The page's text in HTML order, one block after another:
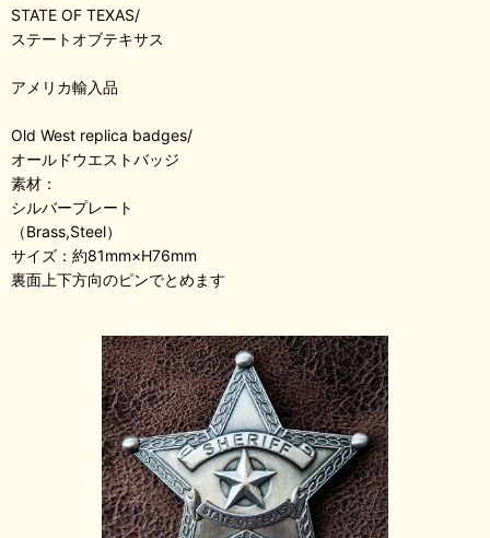
STATE OF TEXAS/
ステートオブテキサス
アメリカ輸入品
Old West replica badges/
オールドウエストバッジ
素材：
シルバープレート
（Brass,Steel）
サイズ：約81mm×H76mm
裏面上下方向のピンでとめます